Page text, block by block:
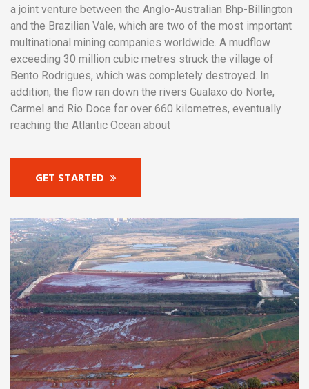
a joint venture between the Anglo-Australian Bhp-Billington
and the Brazilian Vale, which are two of the most important
multinational mining companies worldwide. A mudflow
exceeding 30 million cubic metres struck the village of
Bento Rodrigues, which was completely destroyed. In
addition, the flow ran down the rivers Gualaxo do Norte,
Carmel and Rio Doce for over 660 kilometres, eventually
reaching the Atlantic Ocean about
GET STARTED